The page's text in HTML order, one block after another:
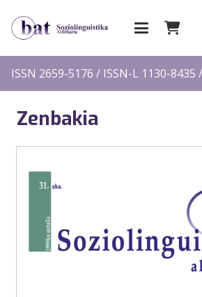
ISSN 2659-5176 / ISSN-L 1130-8435
Zenbakia